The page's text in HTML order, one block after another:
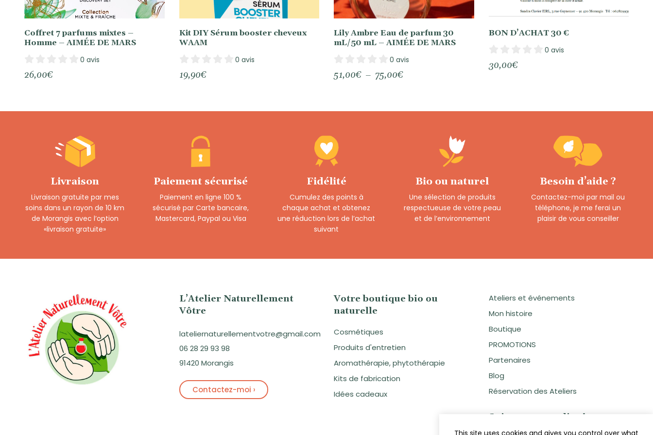
Coffret 7 parfums mixtes –
Homme – AIMÉE DE MARS
0 avis
26,00€
Kit DIY Sérum booster cheveux
WAAM
0 avis
19,90€
Lily Ambre Eau de parfum 30
mL/50 mL – AIMÉE DE MARS
0 avis
51,00€ – 75,00€Plage
à
BON D’ACHAT 30 €
0 avis
30,00€
Livraison
Livraison gratuite par mes
soins dans un rayon de 10 km
de Morangis avec l’option
«livraison gratuite»
Paiement sécurisé
Paiement en ligne 100 %
sécurisé par Carte bancaire,
Mastercard, Paypal ou Visa
Fidélité
Cumulez des points à
chaque achat et obtenez
une réduction lors de l’achat
suivant
Bio ou naturel
Une sélection de produits
respectueuse de votre peau
et de l’environnement
Besoin d’aide ?
Contactez-moi par mail ou
téléphone, je me ferai un
plaisir de vous conseiller
L’Atelier Naturellement
Vôtre
lateliernaturellementvotre@gmail.com
06 28 29 93 98
91420 Morangis
Contactez-moi ›
Votre boutique bio ou
naturelle
Cosmétiques
Produits d'entretien
Aromathérapie, phytothérapie
Kits de fabrication
Idées cadeaux
Ateliers et événements
Mon histoire
Boutique
PROMOTIONS
Partenaires
Blog
Réservation des Ateliers
Suivez votre atelier !
This site uses cookies and gives you control over what